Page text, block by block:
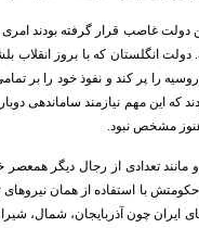
دولت غاصب قرار گرفته بودند
را پر کند و نفوذ خود را بر
که این مهم نیازمند ساماندهی
هنوز مشخص نبود.
تعدادی از رجال دیگر همعصر
با استفاده از همان نیروهای
ایران چون آذربایجان، شمال،